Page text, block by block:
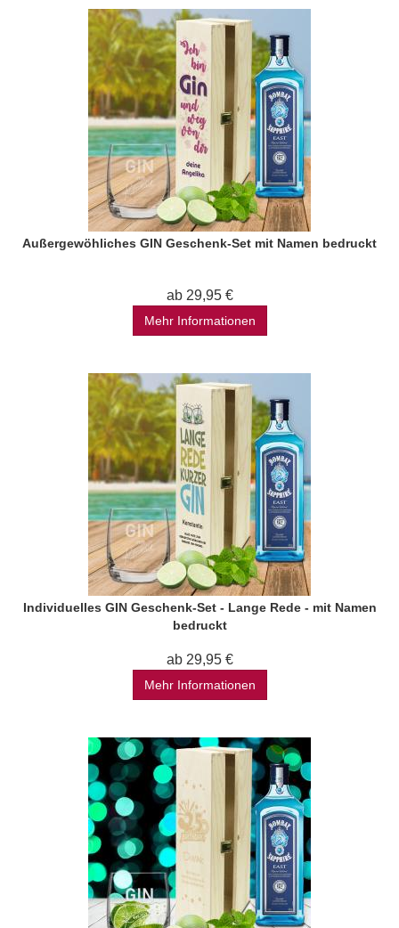
Außergewöhliches GIN Geschenk-Set mit Namen bedruckt
ab 29,95 €
Mehr Informationen
Individuelles GIN Geschenk-Set - Lange Rede - mit Namen
bedruckt
ab 29,95 €
Mehr Informationen